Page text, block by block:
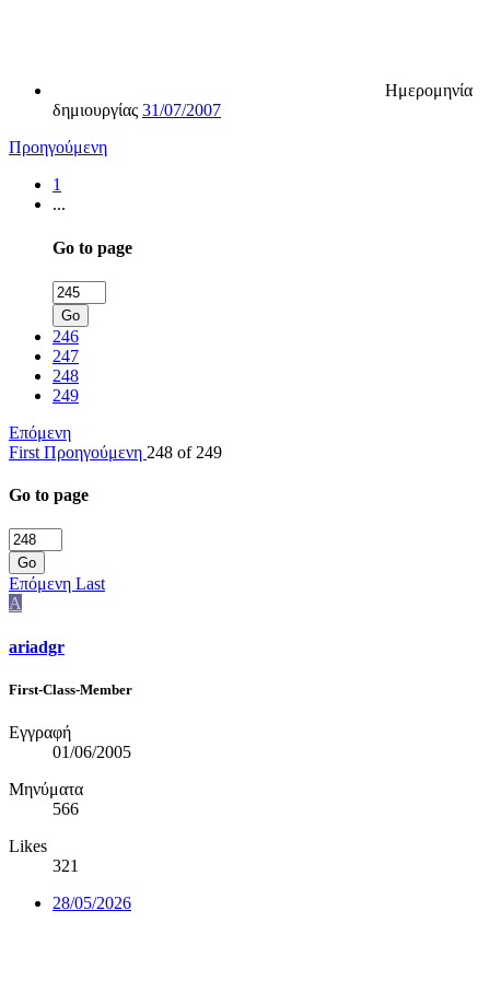
Ημερομηνία
δημιουργίας 31/07/2007
Προηγούμενη
1
...
Go to page
Go
246
247
248
249
Επόμενη
First Προηγούμενη 248 of 249
Go to page
Go
Επόμενη Last
A
ariadgr
First-Class-Member
Εγγραφή
01/06/2005
Μηνύματα
566
Likes
321
28/05/2026